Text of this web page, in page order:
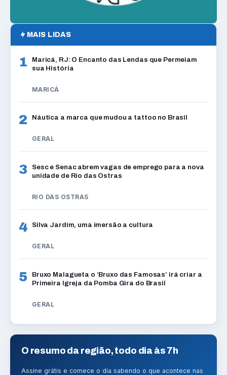
MAIS LIDAS
1
Maricá, RJ: O Encanto das Lendas que Permeiam
sua História
MARICÁ
2 Náutica a marca que mudou a tattoo no Brasil
GERAL
3
Sesc e Senac abrem vagas de emprego para a nova
unidade de Rio das Ostras
RIO DAS OSTRAS
4 Silva Jardim, uma imersão a cultura
GERAL
5
Bruxo Malagueta o ‘Bruxo das Famosas’ irá criar a
Primeira Igreja da Pomba Gira do Brasil
GERAL
O resumo da região, todo dia às 7h
Assine grátis e comece o dia sabendo o que acontece nas